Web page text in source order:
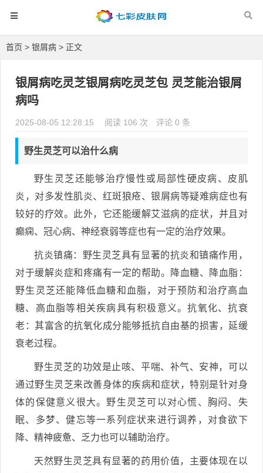
首页 > 银屑病 > 正文
银屑病吃灵芝银屑病吃灵芝包 灵芝能治银屑
病吗
2025-08-05 12:28:15 阅读 106 次 评论 0 条
野生灵芝可以治什么病
野生灵芝还能够治疗慢性或局部性硬皮病、皮肌
炎，对多发性肌炎、红斑狼疮、银屑病等疑难病症也有
较好的疗效。此外，它还能缓解艾滋病的症状，并且对
癫痫、冠心病、神经衰弱等症也有一定的治疗效果。
抗炎镇痛：野生灵芝具有显著的抗炎和镇痛作用，
对于缓解炎症和疼痛有一定的帮助。降血糖、降血脂：
野生灵芝还能降低血糖和血脂，对于预防和治疗高血
糖、高血脂等相关疾病具有积极意义。抗氧化、抗衰
老：其富含的抗氧化成分能够抵抗自由基的损害，延缓
衰老过程。
野生灵芝的功效是止咳、平喘、补气、安神，可以
通过野生灵芝来改善身体的疾病和症状，特别是针对身
体的保健意义很大。野生灵芝可以对心慌、胸闷、失
眠、多梦、健忘等一系列症状来进行调养，对食欲下
降、精神疲惫、乏力也可以辅助治疗。
天然野生灵芝具有显著的药用价值，主要体现在以